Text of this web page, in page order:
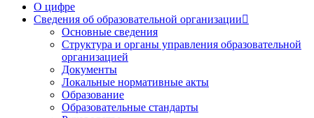
О цифре
Сведения об образовательной организации
Основные сведения
Структура и органы управления образовательной
организацией
Документы
Локальные нормативные акты
Образование
Образовательные стандарты